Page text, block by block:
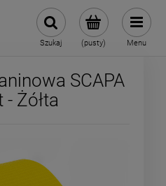
(pusty)
Szukaj Menu
SCAPA
Żółta